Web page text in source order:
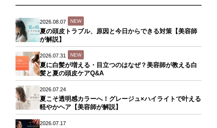
2026.08.07 NEW
夏の頭皮トラブル、原因と今日からできる対策【美容師
が解説】
2026.07.31 NEW
夏に白髪が増える・目立つのはなぜ？美容師が教える白
髪と夏の頭皮ケアQ&A
2026.07.24
夏こそ透明感カラーへ！グレージュ×ハイライトで叶える
軽やかヘア【美容師が解説】
2026.07.17